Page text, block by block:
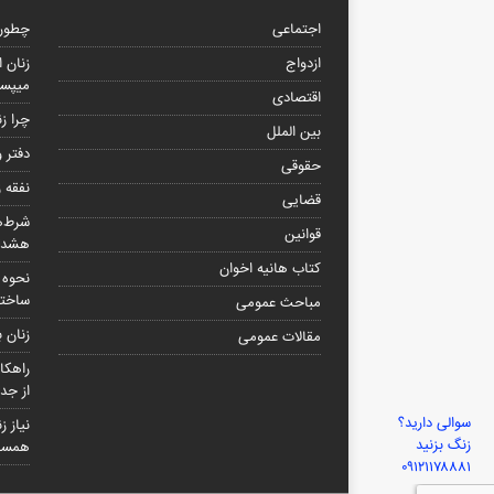
اجتماعی
ازدواج
اقتصادی
بین الملل
حقوقی
قضایی
قوانین
کتاب هانیه اخوان
مباحث عمومی
مقالات عمومی
چرا
از
سوالی دارید؟
زنگ بزنید
۰۹۱۲۱۱۷۸۸۸۱